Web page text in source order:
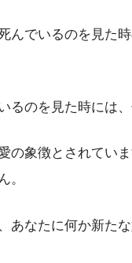
んでいるのを見た
るのを見た時には
の象徴とされてい
。
あなたに何か新た